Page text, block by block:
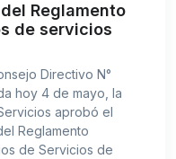
Reglamento
de servicios
Directivo N°
hoy 4 de mayo, la
aprobó el
Reglamento
de Servicios de